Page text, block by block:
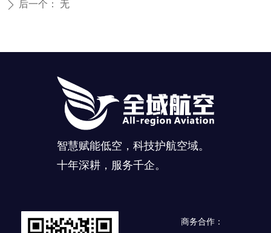
ꄲ 后一个： 无
智慧赋能低空，科技护航空域。
十年深耕，服务千企。
商务合作：